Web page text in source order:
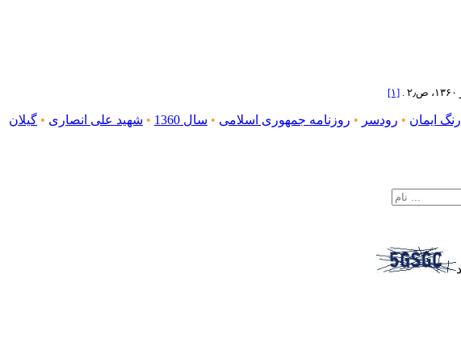
[۱]
رنگ ایمان • رودسر • روزنامه جمهوری اسلامی • سال 1360 • شهید علی انصاری • گیلان